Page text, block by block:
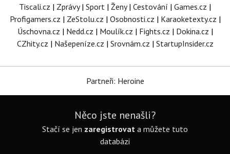
Tiscali.cz | Zprávy| Sport | Ženy| Cestování | Games.cz |
Profigamers.cz | ZeStolu.cz | Osobnosti.cz | Karaoketexty.cz |
Úschovna.cz | Nedd.cz | Moulík.cz | Fights.cz | Dokina.cz |
CZhity.cz | Našepeníze.cz | Srovnám.cz | StartupInsider.cz
Partneři: Heroine
Něco jste nenašli?
Stačí se jen zaregistrovat a můžete tuto
databázi